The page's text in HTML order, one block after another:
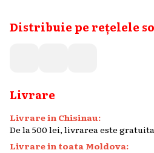
Distribuie pe rețelele
Livrare
Livrare in Chisinau:
De la 500 lei, livrarea este
Livrare in toata Moldova: